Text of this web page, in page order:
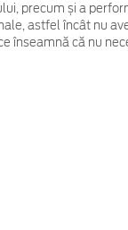
precum și a
astfel încât nu
înseamnă că nu